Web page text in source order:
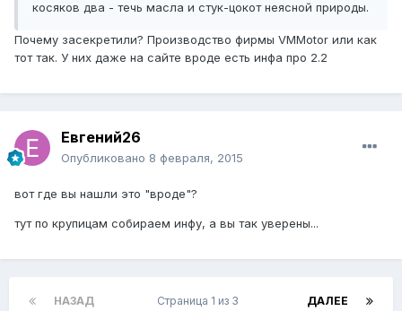
косяков два - течь масла и стук-цокот неясной природы.
Почему засекретили? Производство фирмы VMMotor или как
тот так. У них даже на сайте вроде есть инфа про 2.2
Евгений26
Опубликовано 8 февраля, 2015
вот где вы нашли это "вроде"?
тут по крупицам собираем инфу, а вы так уверены...
НАЗАД ДАЛЕЕ
Страница 1 из 3